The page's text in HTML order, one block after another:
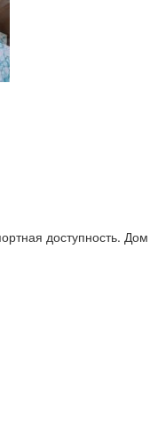
доступность. Дом